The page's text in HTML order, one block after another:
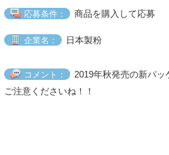
応募条件： 商品を購入して応募
企業名： 日本製粉
コメント：
2019年秋発売の新パ
ご注意くださいね！！